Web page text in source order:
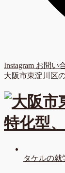
Instagram お問い
大阪市東淀川区
タケルの就